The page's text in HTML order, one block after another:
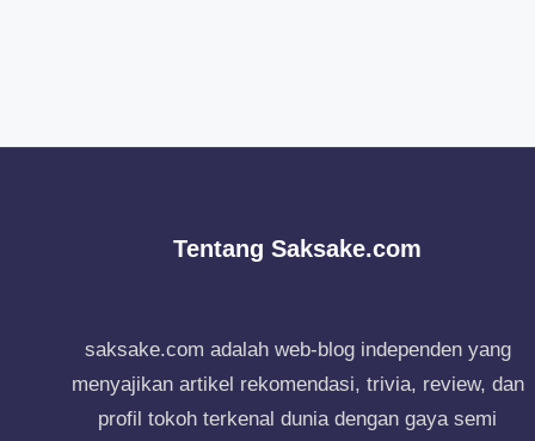
Tentang Saksake.com
saksake.com adalah web-blog independen yang
menyajikan artikel rekomendasi, trivia, review, dan
profil tokoh terkenal dunia dengan gaya semi